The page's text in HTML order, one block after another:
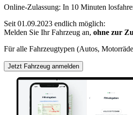
Online-Zulassung: In 10 Minuten
Seit 01.09.2023 endlich möglich:
Melden Sie Ihr Fahrzeug an, ohne zur
Für alle Fahrzeugtypen (Autos,
Jetzt Fahrzeug anmelden